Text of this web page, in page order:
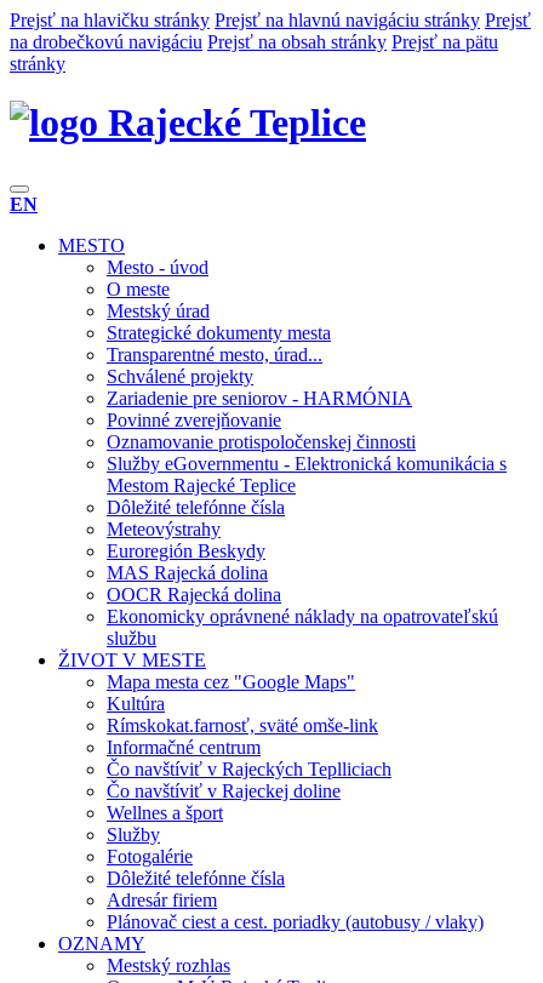
Prejsť na hlavičku stránky Prejsť na hlavnú navigáciu stránky Prejsť
na drobečkovú navigáciu Prejsť na obsah stránky Prejsť na pätu
stránky
Rajecké Teplice
EN
MESTO
Mesto - úvod
O meste
Mestský úrad
Strategické dokumenty mesta
Transparentné mesto, úrad...
Schválené projekty
Zariadenie pre seniorov - HARMÓNIA
Povinné zverejňovanie
Oznamovanie protispoločenskej činnosti
Služby eGovernmentu - Elektronická komunikácia s
Mestom Rajecké Teplice
Dôležité telefónne čísla
Meteovýstrahy
Euroregión Beskydy
MAS Rajecká dolina
OOCR Rajecká dolina
Ekonomicky oprávnené náklady na opatrovateľskú
službu
ŽIVOT V MESTE
Mapa mesta cez "Google Maps"
Kultúra
Rímskokat.farnosť, sväté omše-link
Informačné centrum
Čo navštíviť v Rajeckých Teplliciach
Čo navštíviť v Rajeckej doline
Wellnes a šport
Služby
Fotogalérie
Dôležité telefónne čísla
Adresár firiem
Plánovač ciest a cest. poriadky (autobusy / vlaky)
OZNAMY
Mestský rozhlas